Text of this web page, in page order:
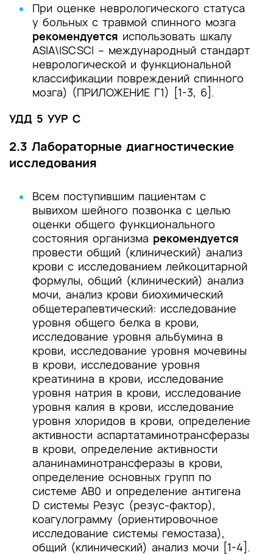
При оценке неврологического статуса
у больных с травмой спинного мозга
рекомендуется использовать шкалу
ASIA\ISCSCI – международный стандарт
неврологической и функциональной
классификации повреждений спинного
мозга) (ПРИЛОЖЕНИЕ Г1) [1-3, 6].
УДД 5 УУР С
2.3 Лабораторные диагностические
исследования
Всем поступившим пациентам с
вывихом шейного позвонка с целью
оценки общего функционального
состояния организма рекомендуется
провести общий (клинический) анализ
крови с исследованием лейкоцитарной
формулы, общий (клинический) анализ
мочи, анализ крови биохимический
общетерапевтический: исследование
уровня общего белка в крови,
исследование уровня альбумина в
крови, исследование уровня мочевины
в крови, исследование уровня
креатинина в крови, исследование
уровня натрия в крови, исследование
уровня калия в крови, исследование
уровня хлоридов в крови, определение
активности аспартатаминотрансферазы
в крови, определение активности
аланинаминотрансферазы в крови,
определение основных групп по
системе AB0 и определение антигена
D системы Резус (резус-фактор),
коагулограмму (ориентировочное
исследование системы гемостаза),
общий (клинический) анализ мочи [1-4].